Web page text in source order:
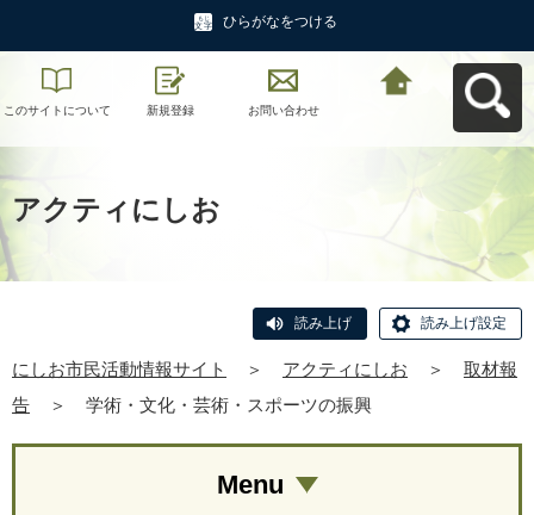
ひらがなをつける
このサイトについて 新規登録 お問い合わせ
アクティにしお
読み上げ 読み上げ設定
にしお市民活動情報サイト ＞ アクティにしお ＞
取材報
告
＞ 学術・文化・芸術・スポーツの振興
Menu